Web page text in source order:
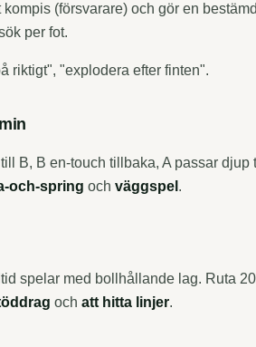
(försvarare) och gör en
per fot.
riktigt", "explodera efter finten".
B, B en-touch tillbaka, A passar djup
och-spring och väggspel .
spelar med bollhållande lag. Ruta
och att hitta linjer.